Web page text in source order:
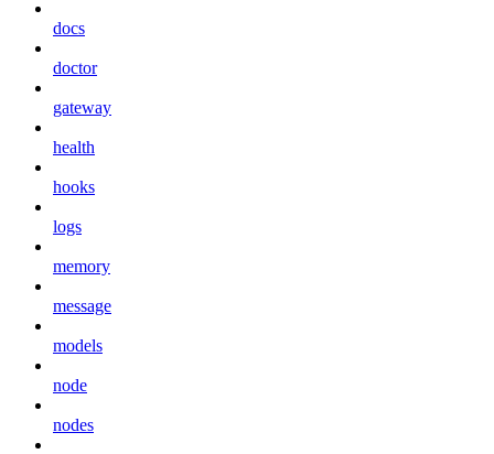
docs
doctor
gateway
health
hooks
logs
memory
message
models
node
nodes